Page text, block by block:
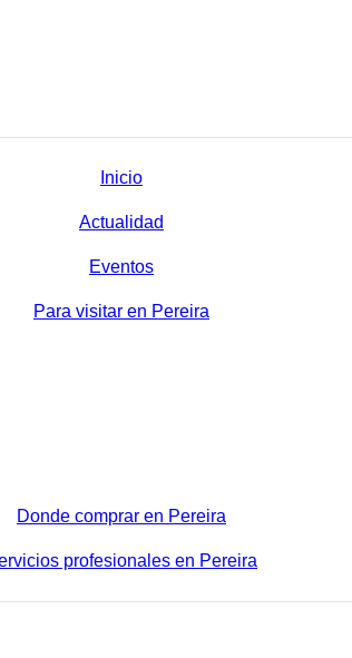
Inicio
Actualidad
Eventos
Para visitar en Pereira
Donde comprar en Pereira
profesionales en Pereira